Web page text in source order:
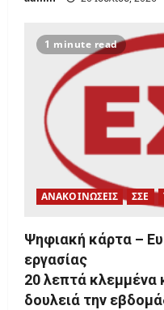
1 minute read
ΑΝΑΚΟΙΝΩΣΕΙΣ ΣΣΕ
Ψηφιακή κάρτα –
εργασίας
20 λεπτά κλεμμένα
δουλειά την